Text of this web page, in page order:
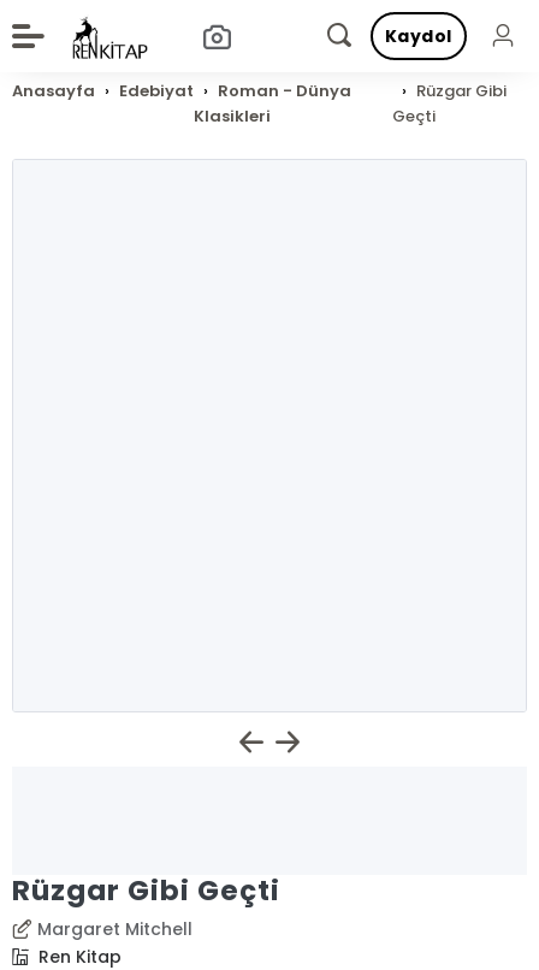
Kaydol
Anasayfa Edebiyat
Roman - Dünya
Klasikleri
Rüzgar Gibi
Geçti
Rüzgar Gibi Geçti
Margaret Mitchell
Ren Kitap